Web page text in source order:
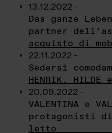
13.12.2022 -
Das ganze
partner
acquisto di
22.11.2022 -
Sedersi
HENRIK, HILDE e
20.09.2022 -
VALENTINA e
protagonisti di
letto